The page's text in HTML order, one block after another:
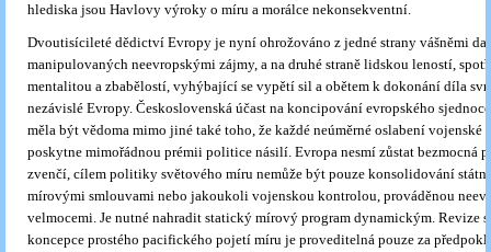
hlediska jsou Havlovy výroky o míru a morálce nekonsekventní.
Dvoutisícileté dědictví Evropy je nyní ohrožováno z jedné strany vášněmi
manipulovaných neevropskými zájmy, a na druhé straně lidskou leností,
mentalitou a zbabělostí, vyhýbající se vypětí sil a obětem k dokonání díla
nezávislé Evropy. Československá účast na koncipování evropského
měla být vědoma mimo jiné také toho, že každé neúměrné oslabení vojenské
poskytne mimořádnou prémii politice násilí. Evropa nesmí zůstat bezmocná
zvenčí, cílem politiky světového míru nemůže být pouze konsolidování
mírovými smlouvami nebo jakoukoli vojenskou kontrolou, prováděnou
velmocemi. Je nutné nahradit statický mírový program dynamickým. Revize
koncepce prostého pacifického pojetí míru je proveditelná pouze za